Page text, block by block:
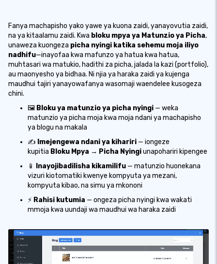
Fanya machapisho yako yawe ya kuona zaidi, yanayovutia zaidi,
na ya kitaalamu zaidi. Kwa bloku mpya ya Matunzio ya Picha,
unaweza kuongeza picha nyingi katika sehemu moja iliyo
nadhifu—inayofaa kwa mafunzo ya hatua kwa hatua,
muhtasari wa matukio, hadithi za picha, jalada la kazi (portfolio),
au maonyesho ya bidhaa. Ni njia ya haraka zaidi ya kujenga
maudhui tajiri yanayowafanya wasomaji waendelee kusogeza
chini.
🖼️ Bloku ya matunzio ya picha nyingi — weka
matunzio ya picha moja kwa moja ndani ya machapisho
ya blogu na makala
✍️ Imejengewa ndani ya kihariri — iongeze
kupitia Bloku Mpya → Picha Nyingiunapohariri kipengee
📱
Inayojibadilisha kikamilifu — matunzio huonekana
vizuri kiotomatiki kwenye kompyuta ya mezani,
kompyuta kibao, na simu ya mkononi
⚡ Rahisi kutumia — ongeza picha nyingi kwa wakati
mmoja kwa uundaji wa maudhui wa haraka zaidi